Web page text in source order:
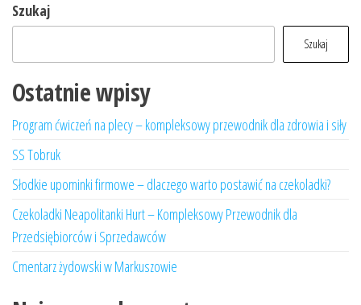
Szukaj
Szukaj
Ostatnie wpisy
Program ćwiczeń na plecy – kompleksowy przewodnik dla zdrowia i siły
SS Tobruk
Słodkie upominki firmowe – dlaczego warto postawić na czekoladki?
Czekoladki Neapolitanki Hurt – Kompleksowy Przewodnik dla
Przedsiębiorców i Sprzedawców
Cmentarz żydowski w Markuszowie